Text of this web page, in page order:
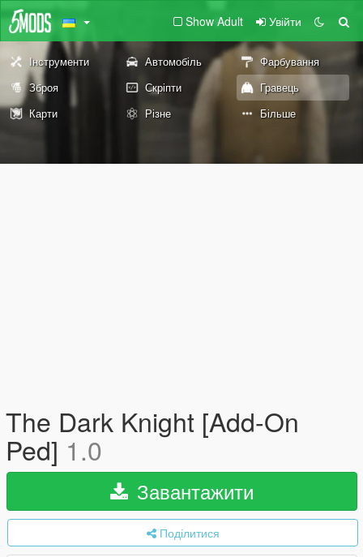
Show Adult Увійти
Інструменти Автомобіль
Фарбування
Зброя
Скріпти
Гравець
Карти
Різне Більше
The Dark Knight [Add-On
Ped] 1.0
Завантажити
Поділитися